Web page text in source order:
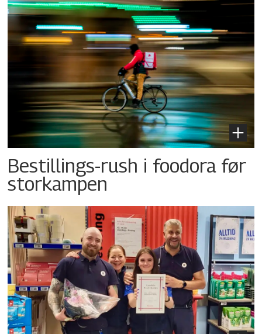
Bestillings-rush i foodora før
storkampen